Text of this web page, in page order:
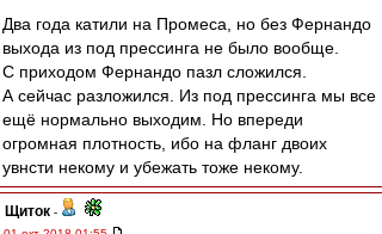
Два года катили на Промеса, но без Фернандо
выхода из под прессинга не было вообще.
С приходом Фернандо пазл сложился.
А сейчас разложился. Из под прессинга мы все
ещё нормально выходим. Но впереди
огромная плотность, ибо на фланг двоих
увнсти некому и убежать тоже некому.
Щиток -